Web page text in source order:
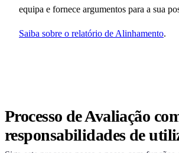
equipa e fornece argumentos para a sua
Saiba sobre o relatório de Alinhamento.
Processo de Avaliação
responsabilidades de